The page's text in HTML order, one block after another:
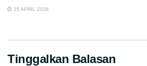
25 APRIL 2026
Tinggalkan Balasan